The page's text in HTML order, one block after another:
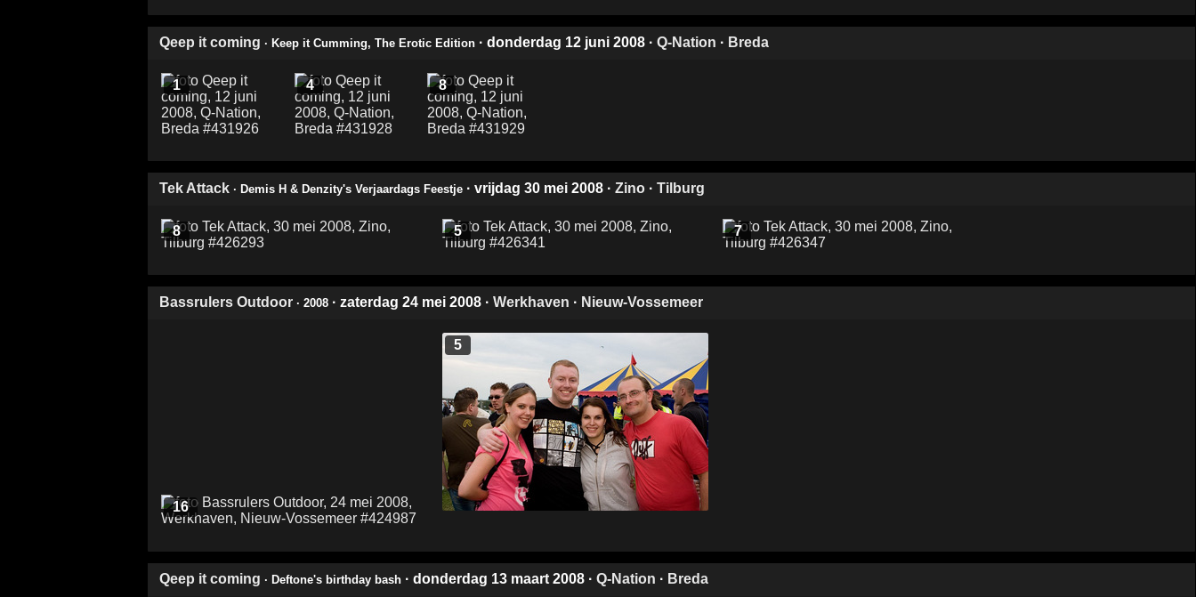
Qeep it coming · Keep it Cumming, The Erotic Edition · donderdag 12 juni 2008 · Q-Nation · Breda
1 4 8
Tek Attack · Demis H & Denzity's Verjaardags Feestje · vrijdag 30 mei 2008 · Zino · Tilburg
8 5 7
Bassrulers Outdoor · 2008 · zaterdag 24 mei 2008 · Werkhaven · Nieuw-Vossemeer
16
5
Qeep it coming · Deftone's birthday bash · donderdag 13 maart 2008 · Q-Nation · Breda